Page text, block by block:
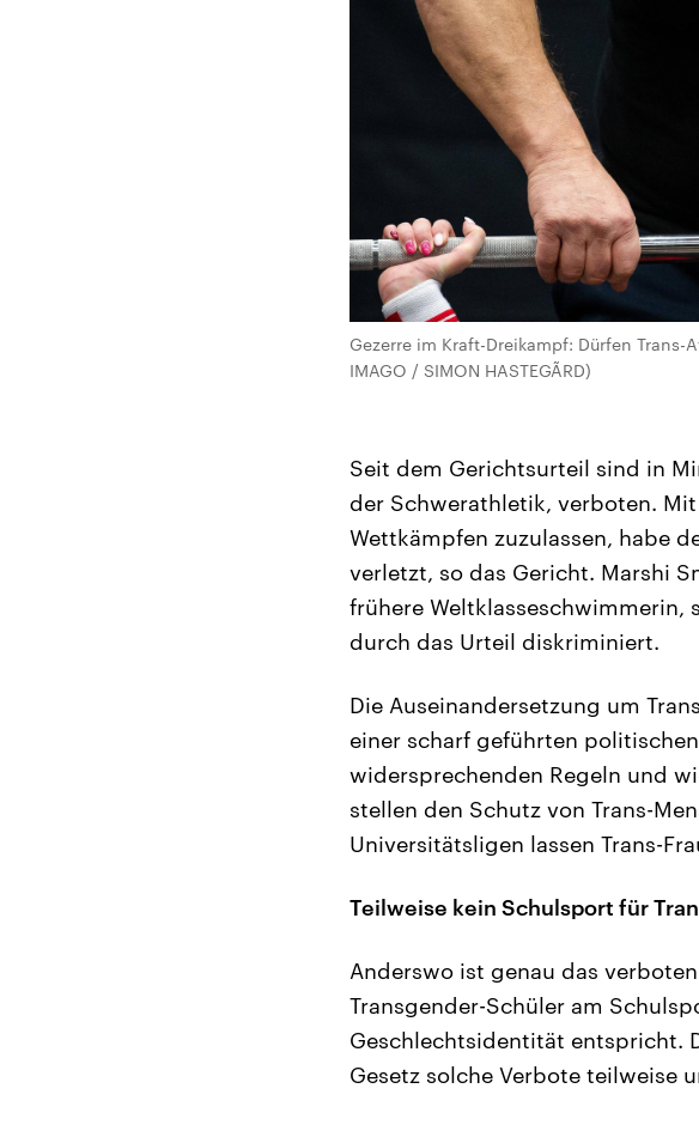
Gezerre im Kraft-Dreikampf: Dürfen
IMAGO / SIMON HASTEGÃRD)
Seit dem Gerichtsurteil sind in
der Schwerathletik, verboten.
Wettkämpfen zuzulassen, habe
verletzt, so das Gericht. Marshi
frühere Weltklasseschwimmerin,
durch das Urteil diskriminiert.
Die Auseinandersetzung um
einer scharf geführten
widersprechenden Regeln und
stellen den Schutz von Trans-
Universitätsligen lassen Trans-
Teilweise kein Schulsport für
Anderswo ist genau das
Transgender-Schüler am
Geschlechtsidentität entspricht.
Gesetz solche Verbote teilweise